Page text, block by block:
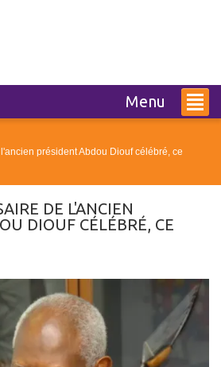
Menu
président Abdou Diouf célébré, ce
DE L'ANCIEN
DIOUF CÉLÉBRÉ, CE